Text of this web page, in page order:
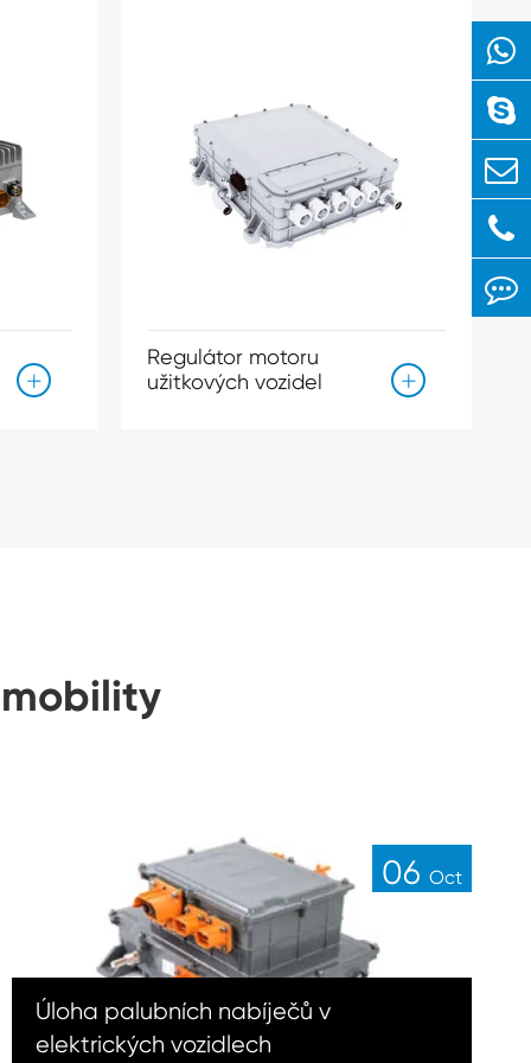

Regulátor motoru
užitkových vozidel

06 Oct
Úloha palubních nabíječů v
elektrických vozidlech